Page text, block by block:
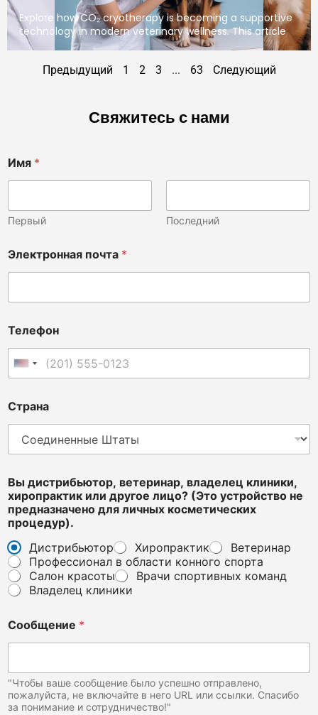
Explore how CO₂ cryotherapy is becoming a supportive
technology in modern veterinary wellness. This article
Предыдущий 1 2 3 ... 63 Следующий
Свяжитесь с нами
Имя *
Первый Последний
е
л
ф
н
и
л
в
т
р
,
Электронная почта *
Телефон
Соединенные Штаты +1
Страна
Вы дистрибьютор, ветеринар, владелец клиники,
хиропрактик или другое лицо? (Это устройство не
предназначено для личных косметических
процедур).
Дистрибьютор
Хиропрактик
Ветеринар
Профессионал в области конного спорта
Салон красоты
Врачи спортивных команд
Владелец клиники
Сообщение *
"Чтобы ваше сообщение было успешно отправлено,
пожалуйста, не включайте в него URL или ссылки. Спасибо
за понимание и сотрудничество!"